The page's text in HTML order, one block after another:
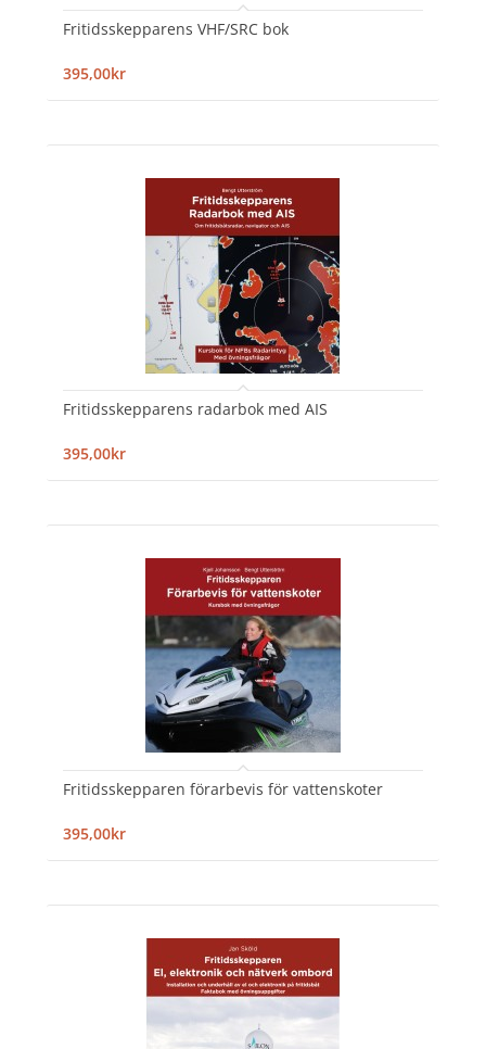
Fritidsskepparens VHF/SRC bok
395,00kr
Fritidsskepparens radarbok med AIS
395,00kr
Fritidsskepparen förarbevis för vattenskoter
395,00kr